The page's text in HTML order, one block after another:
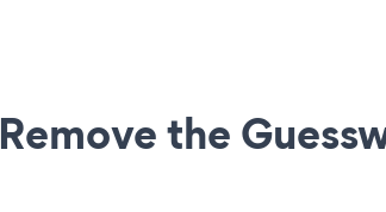
Remove the